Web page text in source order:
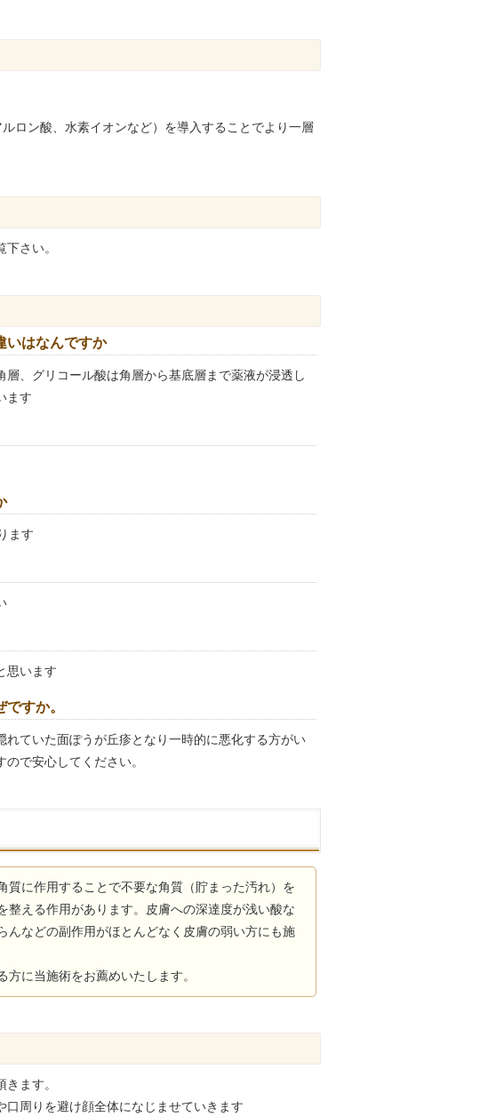
ロン酸、水素イオンなど）を導入することでより一層
下さい。
いはなんですか
、グリコール酸は角層から基底層まで薬液が浸透し
ます
ます
思います
すか。
ていた面ぽうが丘疹となり一時的に悪化する方がい
で安心してください。
に作用することで不要な角質（貯まった汚れ）を
える作用があります。皮膚への深達度が浅い酸な
んなどの副作用がほとんどなく皮膚の弱い方にも施
に当施術をお薦めいたします。
ます。
周りを避け顔全体になじませていきます